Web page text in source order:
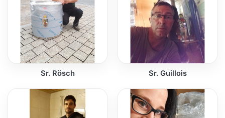
Sr. Rösch Sr. Guillois